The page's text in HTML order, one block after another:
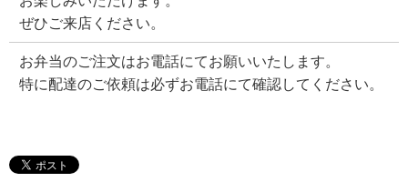
ぜひご来店ください。
お弁当のご注文はお電話にてお願いいたします。
特に配達のご依頼は必ずお電話にて確認してください。